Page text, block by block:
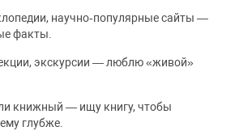
научно‑популярные сайты —
факты.
экскурсии — люблю «живой»
книжный — ищу книгу, чтобы
глубже.